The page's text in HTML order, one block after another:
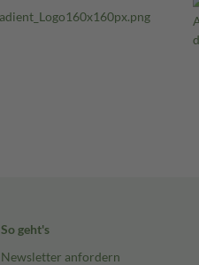
So geht's
Newsletter anfordern